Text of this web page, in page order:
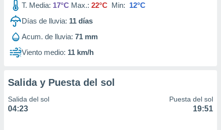
1199T. Media: 17°C Max.: 22°C Min: 12°C
Días de lluvia: 11 días
Acum. de lluvia: 71 mm
Viento medio: 11 km/h
Salida y Puesta del sol
Salida del sol
04:23
Puesta del sol
19:51